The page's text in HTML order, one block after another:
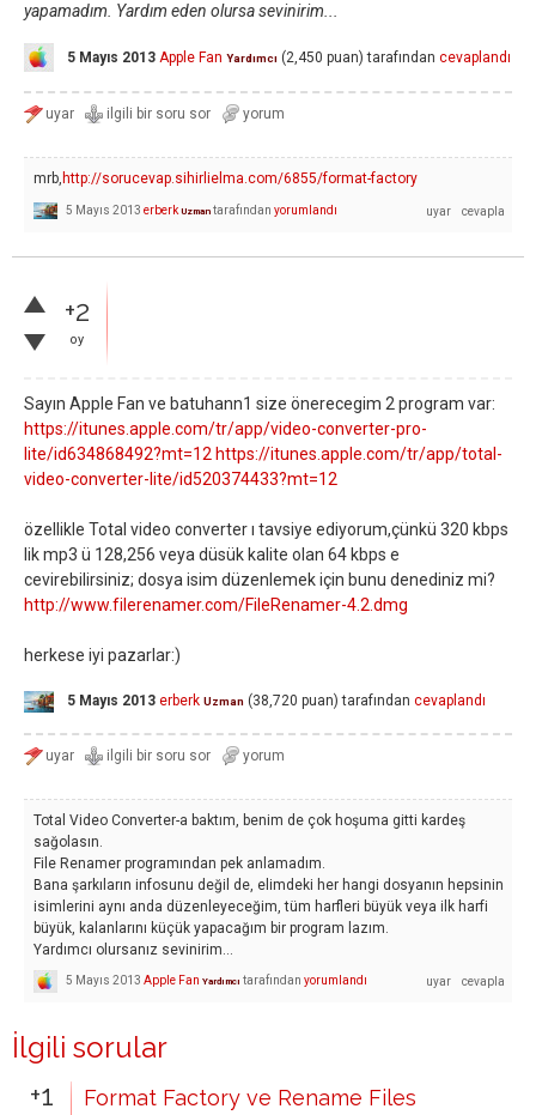
yapamadım. Yardım eden olursa sevinirim...
5 Mayıs 2013 Apple Fan Yardımcı (2,450 puan) tarafından cevaplandı
mrb, http://sorucevap.sihirlielma.com/6855/format-factory
5 Mayıs 2013 erberk Uzman tarafından yorumlandı
+2
oy
Sayın Apple Fan ve batuhann1 size önerecegim 2 program var:
https://itunes.apple.com/tr/app/video-converter-pro-
lite/id634868492?mt=12 https://itunes.apple.com/tr/app/total-
video-converter-lite/id520374433?mt=12
özellikle Total video converter ı tavsiye ediyorum,çünkü 320 kbps
lik mp3 ü 128,256 veya düsük kalite olan 64 kbps e
cevirebilirsiniz; dosya isim düzenlemek için bunu denediniz mi?
http://www.filerenamer.com/FileRenamer-4.2.dmg
herkese iyi pazarlar:)
5 Mayıs 2013 erberk Uzman (38,720 puan) tarafından cevaplandı
Total Video Converter-a baktım, benim de çok hoşuma gitti kardeş
sağolasın.
File Renamer programından pek anlamadım.
Bana şarkıların infosunu değil de, elimdeki her hangi dosyanın hepsinin
isimlerini aynı anda düzenleyeceğim, tüm harfleri büyük veya ilk harfi
büyük, kalanlarını küçük yapacağım bir program lazım.
Yardımcı olursanız sevinirim...
5 Mayıs 2013 Apple Fan Yardımcı tarafından yorumlandı
İlgili sorular
+1
Format Factory ve Rename Files